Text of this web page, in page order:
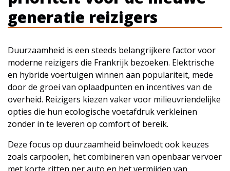
generatie reizigers
Duurzaamheid is een steeds belangrijkere factor voor
moderne reizigers die Frankrijk bezoeken. Elektrische
en hybride voertuigen winnen aan populariteit, mede
door de groei van oplaadpunten en incentives van de
overheid. Reizigers kiezen vaker voor milieuvriendelijke
opties die hun ecologische voetafdruk verkleinen
zonder in te leveren op comfort of bereik.
Deze focus op duurzaamheid beïnvloedt ook keuzes
zoals carpoolen, het combineren van openbaar vervoer